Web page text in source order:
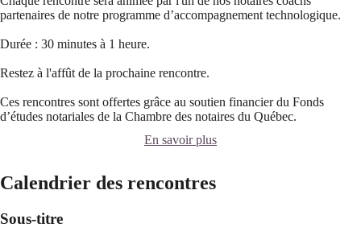
partenaires de notre programme d’accompagnement technologique.
Durée : 30 minutes à 1 heure.
Restez à l'affût de la prochaine rencontre.
Ces rencontres sont offertes grâce au soutien financier du Fonds
d’études notariales de la Chambre des notaires du Québec.
En savoir plus
Calendrier des rencontres
Sous-titre